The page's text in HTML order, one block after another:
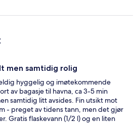
men samtidig rolig
hyggelig og imøtekommende
av bagasje til havna, ca 3-5 min
samtidig litt avsides. Fin utsikt mot
- preget av tidens tann, men det gjør
Gratis flaskevann (1/2 l) og en liten